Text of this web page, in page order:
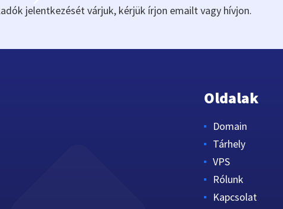
jelentkezését várjuk, kérjük írjon emailt vagy hívjon.
Oldalak
Domain
Tárhely
VPS
Rólunk
Kapcsolat